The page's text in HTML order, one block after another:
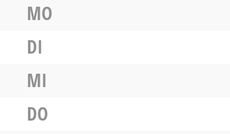
MO
DI
MI
DO